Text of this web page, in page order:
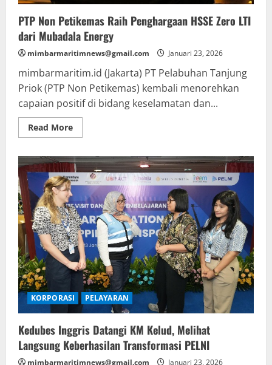
PTP Non Petikemas Raih Penghargaan HSSE Zero LTI
dari Mubadala Energy
mimbarmaritimnews@gmail.com Januari 23, 2026
mimbarmaritim.id (Jakarta) PT Pelabuhan Tanjung
Priok (PTP Non Petikemas) kembali menorehkan
capaian positif di bidang keselamatan dan...
Read MoreRead
more
Non
Petikemas
Raih
Penghargaan
HSSE
Zero
LTI
dari
Mubadala
Energy
KORPORASI PELAYARAN
Kedubes Inggris Datangi KM Kelud, Melihat
Langsung Keberhasilan Transformasi PELNI
mimbarmaritimnews@gmail.com Januari 23, 2026